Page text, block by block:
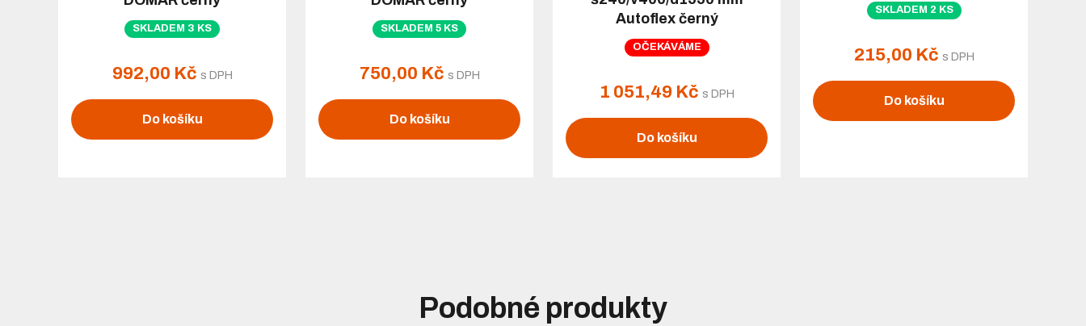
SKLADEM 3 KS
992,00 Kč s DPH
Do košíku
SKLADEM 5 KS
750,00 Kč s DPH
Do košíku
Autoflex černý
OČEKÁVÁME
1 051,49 Kč s DPH
Do košíku
SKLADEM 2 KS
215,00 Kč s DPH
Do košíku
Podobné produkty